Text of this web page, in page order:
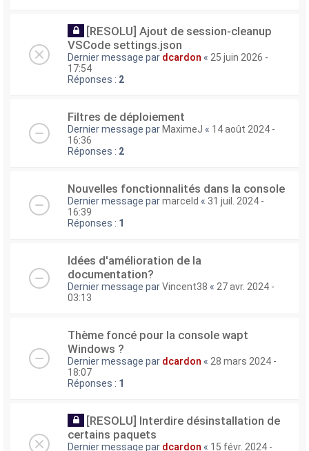
[RESOLU] Ajout de session-cleanup
VSCode settings.json
Dernier message par dcardon « 25 juin 2026 -
17:54
Réponses : 2
Filtres de déploiement
Dernier message parMaximeJ « 14 août 2024 -
16:36
Réponses : 2
Nouvelles fonctionnalités dans la console
Dernier message parmarceld « 31 juil. 2024 -
16:39
Réponses : 1
Idées d'amélioration de la
documentation?
Dernier message parVincent38 « 27 avr. 2024 -
03:13
Thème foncé pour la console wapt
Windows ?
Dernier message par dcardon « 28 mars 2024 -
18:07
Réponses : 1
[RESOLU] Interdire désinstallation de
certains paquets
Dernier message par dcardon « 15 févr. 2024 -